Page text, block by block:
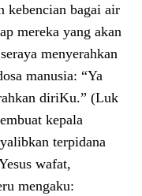
kebencian bagai air
mereka yang akan
menyerahkan
manusia: “Ya
diriKu.” (Luk
kepala
terpidana
wafat,
mengaku: